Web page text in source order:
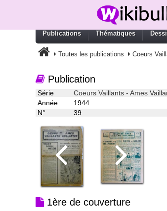
Publications Thématiques
Toutes les publications Coeurs
Publication
Série
Coeurs Vaillants - Ames
Année
1944
N°
39
1ère de couverture